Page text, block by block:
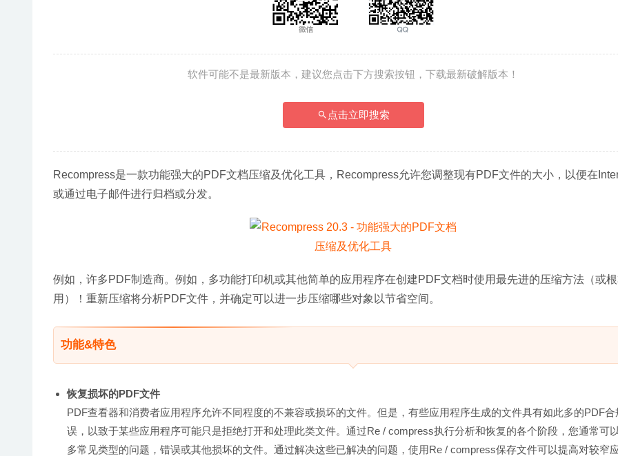
软件可能不是最新版本，建议您点击下方搜索按钮，下载最新破解版本！
点击立即搜索
Recompress是一款功能强大的PDF文档压缩及优化工具，Recompress允许您调整现有PDF文件的大小，以便在
或通过电子邮件进行归档或分发。
例如，许多PDF制造商。例如，多功能打印机或其他简单的应用程序在创建PDF文档时使用最先进的压缩方法（或
用）！重新压缩将分析PDF文件，并确定可以进一步压缩哪些对象以节省空间。
功能&特色
恢复损坏的PDF文件
PDF查看器和消费者应用程序允许不同程度的不兼容或损坏的文件。但是，有些应用程序生成的文件具有如此多的PDF合
误，以致于某些应用程序可能只是拒绝打开和处理此类文件。通过Re / compress执行分析和恢复的各个阶段，您通常可
多常见类型的问题，错误或其他损坏的文件。通过解决这些已解决的问题，使用Re / compress保存文件可以提高对较窄